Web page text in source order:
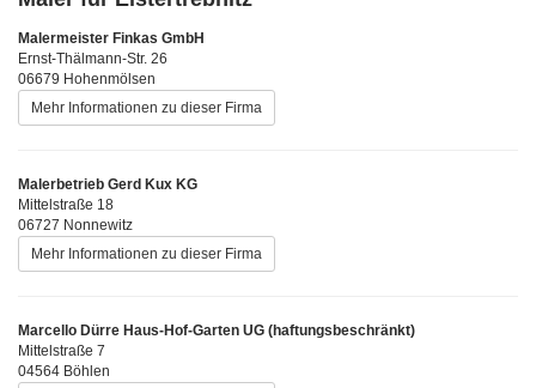
Malermeister Finkas GmbH
Ernst-Thälmann-Str. 26
06679 Hohenmölsen
Mehr Informationen zu dieser Firma
Malerbetrieb Gerd Kux KG
Mittelstraße 18
06727 Nonnewitz
Mehr Informationen zu dieser Firma
Marcello Dürre Haus-Hof-Garten UG (haftungsbeschränkt)
Mittelstraße 7
04564 Böhlen